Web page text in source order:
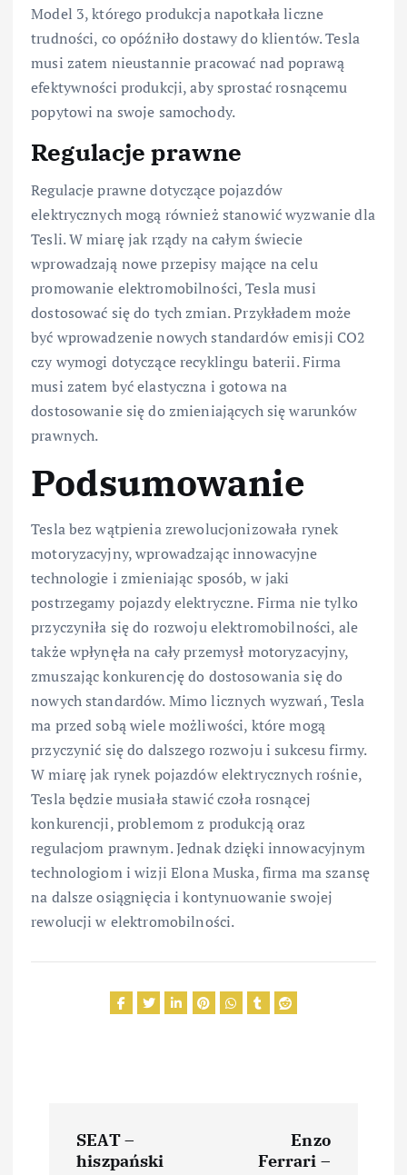
Model 3, którego produkcja napotkała liczne
trudności, co opóźniło dostawy do klientów. Tesla
musi zatem nieustannie pracować nad poprawą
efektywności produkcji, aby sprostać rosnącemu
popytowi na swoje samochody.
Regulacje prawne
Regulacje prawne dotyczące pojazdów
elektrycznych mogą również stanowić wyzwanie dla
Tesli. W miarę jak rządy na całym świecie
wprowadzają nowe przepisy mające na celu
promowanie elektromobilności, Tesla musi
dostosować się do tych zmian. Przykładem może
być wprowadzenie nowych standardów emisji CO2
czy wymogi dotyczące recyklingu baterii. Firma
musi zatem być elastyczna i gotowa na
dostosowanie się do zmieniających się warunków
prawnych.
Podsumowanie
Tesla bez wątpienia zrewolucjonizowała rynek
motoryzacyjny, wprowadzając innowacyjne
technologie i zmieniając sposób, w jaki
postrzegamy pojazdy elektryczne. Firma nie tylko
przyczyniła się do rozwoju elektromobilności, ale
także wpłynęła na cały przemysł motoryzacyjny,
zmuszając konkurencję do dostosowania się do
nowych standardów. Mimo licznych wyzwań, Tesla
ma przed sobą wiele możliwości, które mogą
przyczynić się do dalszego rozwoju i sukcesu firmy.
W miarę jak rynek pojazdów elektrycznych rośnie,
Tesla będzie musiała stawić czoła rosnącej
konkurencji, problemom z produkcją oraz
regulacjom prawnym. Jednak dzięki innowacyjnym
technologiom i wizji Elona Muska, firma ma szansę
na dalsze osiągnięcia i kontynuowanie swojej
rewolucji w elektromobilności.
SEAT –
hiszpański
Enzo
Ferrari –